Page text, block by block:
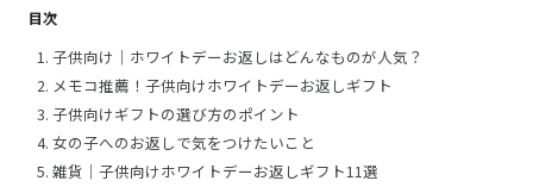
目次
子供向け｜ホワイトデーお返しはどんなものが人気？
メモコ推薦！子供向けホワイトデーお返しギフト
子供向けギフトの選び方のポイント
女の子へのお返しで気をつけたいこと
雑貨｜子供向けホワイトデーお返しギフト11選